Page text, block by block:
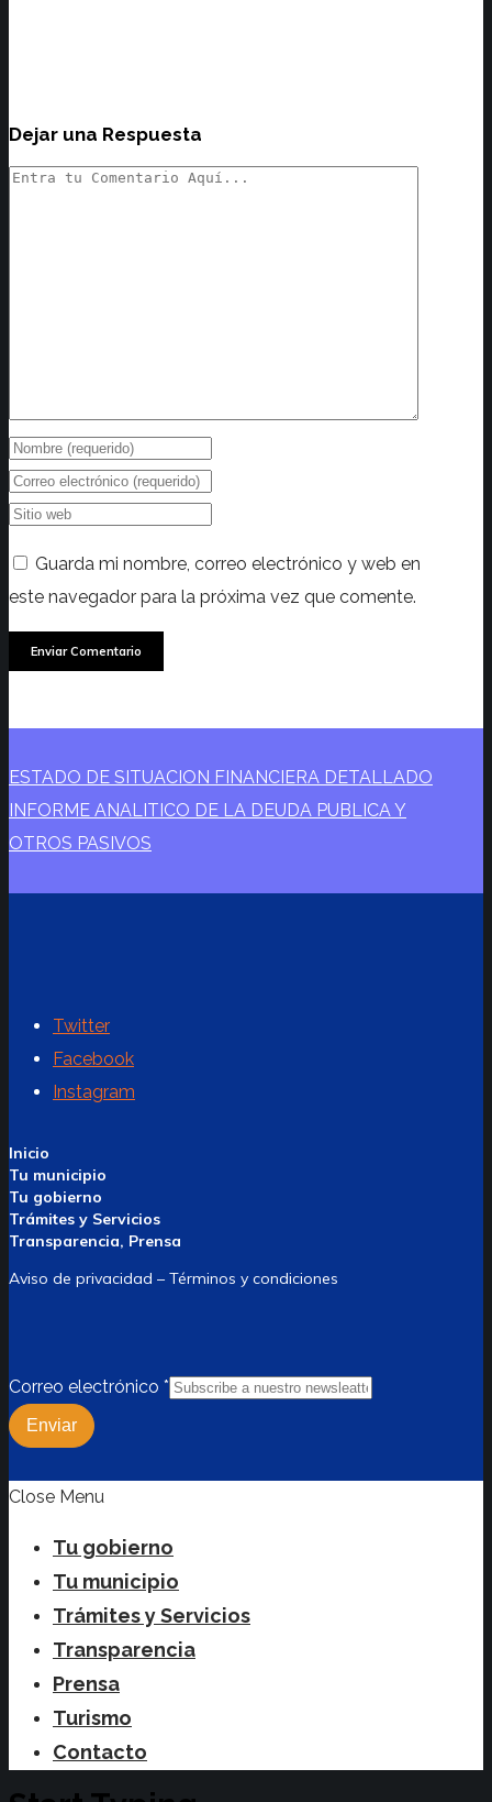
Dejar una Respuesta
Guarda mi nombre, correo electrónico y web en
este navegador para la próxima vez que comente.
ESTADO DE SITUACION FINANCIERA DETALLADO
INFORME ANALITICO DE LA DEUDA PUBLICA Y
OTROS PASIVOS
Twitter
Facebook
Instagram
Inicio
Tu municipio
Tu gobierno
Trámites y Servicios
Transparencia, Prensa
Aviso de privacidad – Términos y condiciones
Correo electrónico *
Enviar
Close Menu
Tu gobierno
Tu municipio
Trámites y Servicios
Transparencia
Prensa
Turismo
Contacto